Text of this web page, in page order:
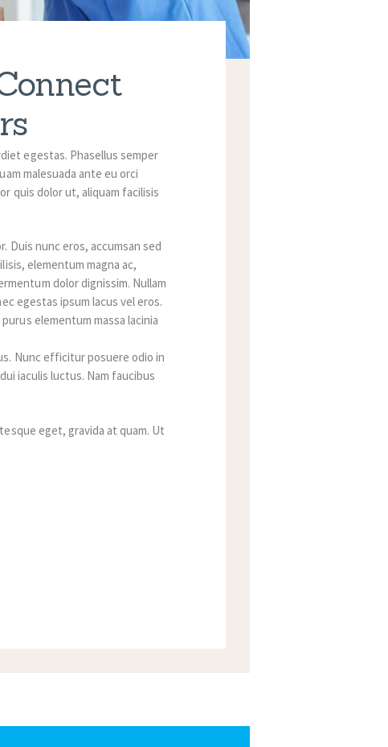
egestas. Phasellus semper
malesuada ante eu orci
quis dolor ut, aliquam facilisis
Duis nunc eros, accumsan sed
elementum magna ac,
dolor dignissim. Nullam
egestas ipsum lacus vel eros.
elementum massa lacinia
Nunc efficitur posuere odio in
iaculis luctus. Nam faucibus
eget, gravida at quam. Ut